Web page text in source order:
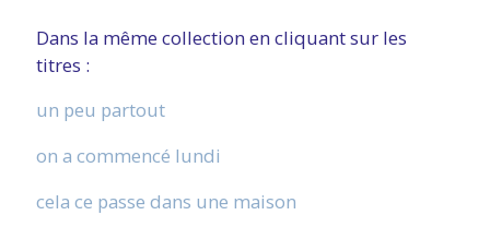
Dans la même collection en cliquant sur les
titres :
un peu partout
on a commencé lundi
cela ce passe dans une maison